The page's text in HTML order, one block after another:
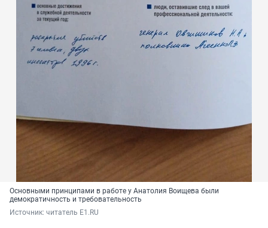
Основными принципами в работе у Анатолия Воищева были
демократичность и требовательность
Источник: читатель E1.RU